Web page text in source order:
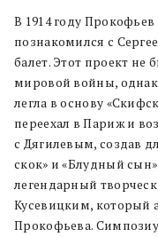
В 1914 году
познакомился с
балет. Этот проект не
мировой войны,
легла в основу
переехал в Париж и
с Дягилевым, создав
скок» и «Блудный
легендарный
Кусевицким, который
Прокофьева.